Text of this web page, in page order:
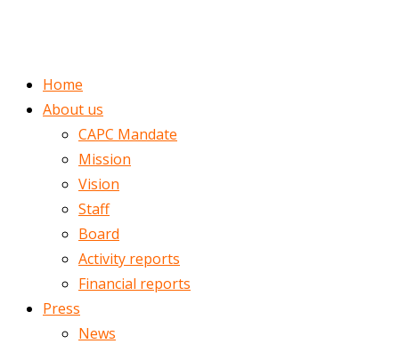
Home
About us
CAPC Mandate
Mission
Vision
Staff
Board
Activity reports
Financial reports
Press
News